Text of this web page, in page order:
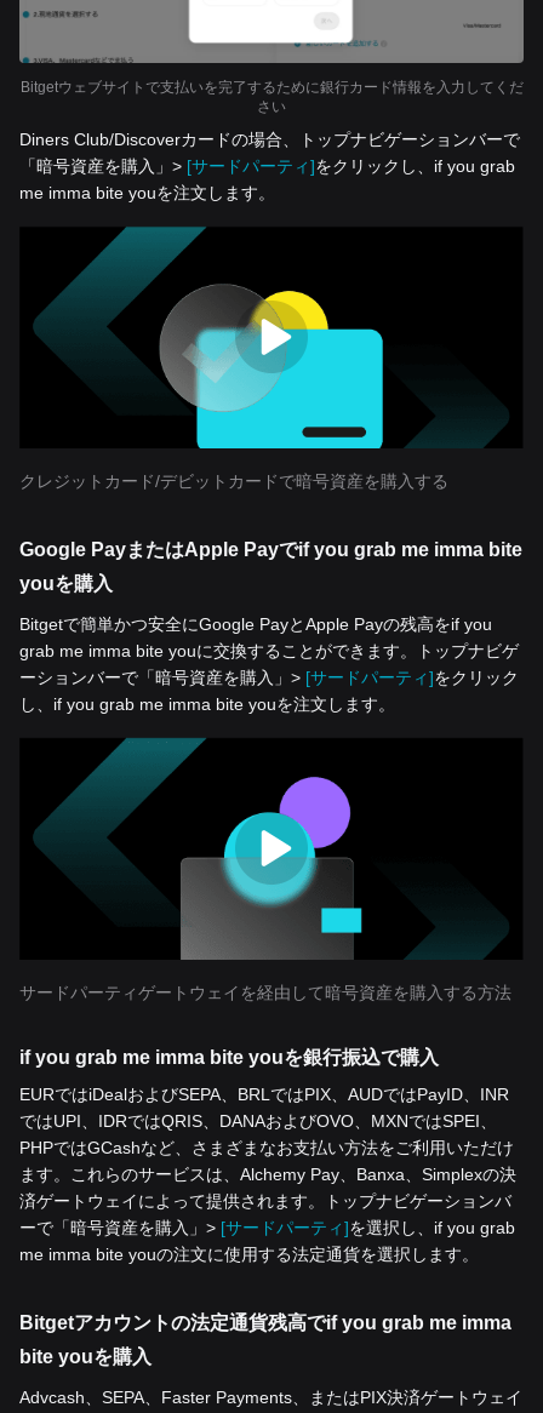
Bitgetウェブサイトで支払いを完了するために銀行カード情報を入力してくだ
さい
Diners Club/Discoverカードの場合、トップナビゲーションバーで
「暗号資産を‌購入」> [サードパーティ]をクリックし、if you grab
me imma bite youを注文します。
クレジットカード/デビットカードで暗号資産を購入する
Google PayまたはApple Payでif you grab me imma bite
youを購入
Bitgetで簡単かつ安全にGoogle PayとApple Payの残高をif you
grab me imma bite youに交換することができます。トップナビゲ
ーションバーで「暗号資産を‌購入」> [サードパーティ]をクリック
し、if you grab me imma bite youを注文します。
サードパーティゲートウェイを経由して暗号資産を購入する方法
if you grab me imma bite youを銀行振込で購入
EURではiDealおよびSEPA、BRLではPIX、AUDではPayID、INR
ではUPI、IDRではQRIS、DANAおよびOVO、MXNではSPEI、
PHPではGCashなど、さまざまなお支払い方法をご利用いただけ
ます。これらのサービスは、Alchemy Pay、Banxa、Simplexの決
済ゲートウェイによって提供されます。トップナビゲーションバ
ーで「暗号資産を‌購入」> [サードパーティ]を選択し、if you grab
me imma bite youの注文に使用する法定通貨を選択します。
Bitgetアカウントの法定通貨残高でif you grab me imma
bite youを購入
Advcash、SEPA、Faster Payments、またはPIX決済ゲートウェイ